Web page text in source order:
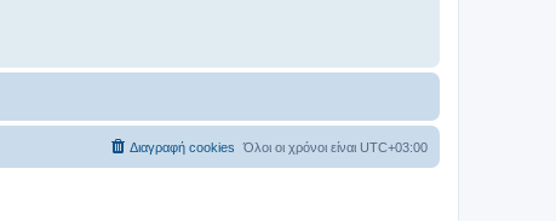
Όλοι οι χρόνοι είναι UTC+03:00
Διαγραφή cookies